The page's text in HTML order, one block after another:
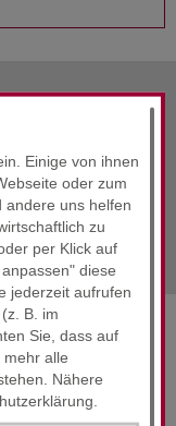
Einige von ihnen
oder zum
andere uns helfen
zu
per Klick auf
diese
jederzeit aufrufen
B. im
Sie, dass auf
mehr alle
Nähere
2020
2020